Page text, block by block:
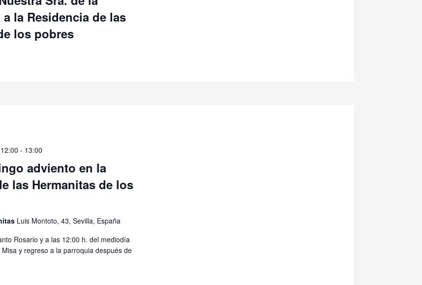
la Residencia de las
los pobres
adviento en la
las Hermanitas de los
- 13:00
Luis Montoto, 43, Sevilla, España
Rosario y a las 12:00 h. del mediodía
y regreso a la parroquia después de